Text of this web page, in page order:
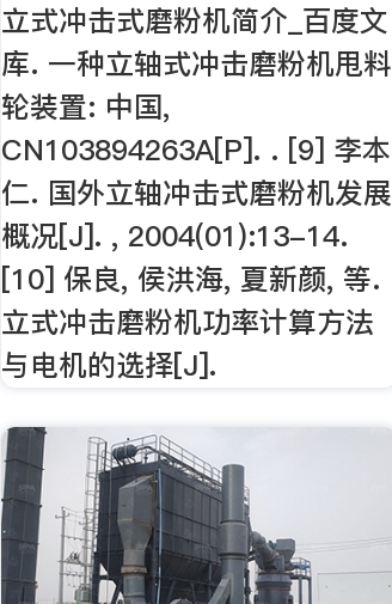
立式冲击式磨粉机简介_百度文
库. 一种立轴式冲击磨粉机甩料
轮装置: 中国,
CN103894263A[P]. . [9] 李本
仁. 国外立轴冲击式磨粉机发展
概况[J]. , 2004(01):13-14.
[10] 保良, 侯洪海, 夏新颜, 等.
立式冲击磨粉机功率计算方法
与电机的选择[J].